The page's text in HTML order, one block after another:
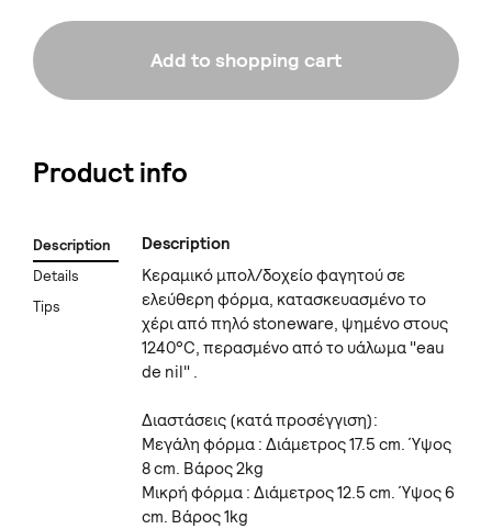
Add to shopping cart
Product info
Description
Details
Tips
Description
Κεραμικό μπολ/δοχείο φαγητού σε
ελεύθερη φόρμα, κατασκευασμένο το
χέρι από πηλό stoneware, ψημένο στους
1240°C, περασμένο από το υάλωμα "eau
de nil" .
Διαστάσεις (κατά προσέγγιση):
Μεγάλη φόρμα : Διάμετρος 17.5 cm. Ύψος
8 cm. Βάρος 2kg
Μικρή φόρμα : Διάμετρος 12.5 cm. Ύψος 6
cm. Βάρος 1kg